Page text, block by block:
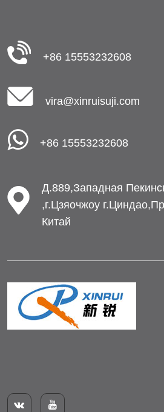
+86 15553232608
vira@xinruisuji.com
+86 15553232608
Д.889,Западная
,г.Цзяочжоу
Китай

